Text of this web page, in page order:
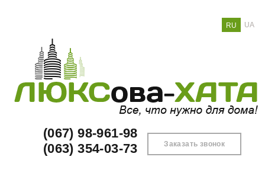
UA
RU
(067) 98-961-98
(063) 354-03-73
Заказать звонок